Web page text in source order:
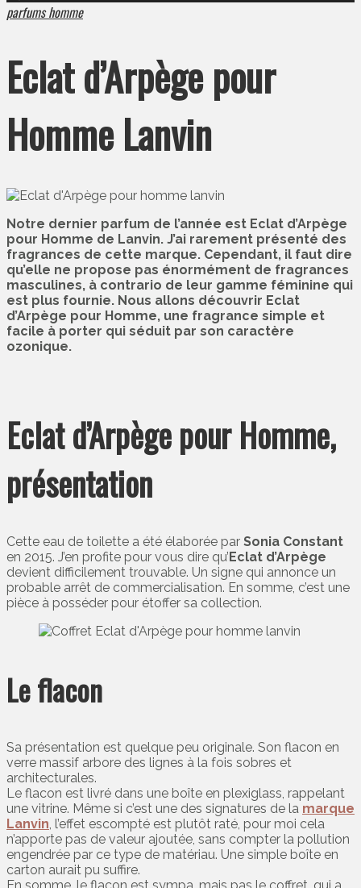
parfums homme
Eclat d’Arpège pour
Homme Lanvin
Notre dernier parfum de l’année est Eclat d’Arpège
pour Homme de Lanvin. J’ai rarement présenté des
fragrances de cette marque. Cependant, il faut dire
qu’elle ne propose pas énormément de fragrances
masculines, à contrario de leur gamme féminine qui
est plus fournie. Nous allons découvrir Eclat
d’Arpège pour Homme, une fragrance simple et
facile à porter qui séduit par son caractère
ozonique.
Eclat d’Arpège pour Homme,
présentation
Cette eau de toilette a été élaborée par Sonia Constant
en 2015. J’en profite pour vous dire qu’Eclat d’Arpège
devient difficilement trouvable. Un signe qui annonce un
probable arrêt de commercialisation. En somme, c’est une
pièce à posséder pour étoffer sa collection.
Le flacon
Sa présentation est quelque peu originale. Son flacon en
verre massif arbore des lignes à la fois sobres et
architecturales.
Le flacon est livré dans une boîte en plexiglass, rappelant
une vitrine. Même si c’est une des signatures de la marque
Lanvin , l’effet escompté est plutôt raté, pour moi cela
n’apporte pas de valeur ajoutée, sans compter la pollution
engendrée par ce type de matériau. Une simple boîte en
carton aurait pu suffire.
En somme, le flacon est sympa, mais pas le coffret, qui a